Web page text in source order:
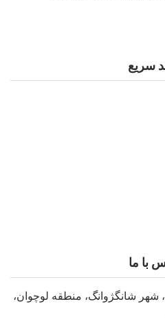
سریع
با ما
Add: منطقه صنعتی شماره 2، شهر شانگژوانگ، منطقه لوچوان،